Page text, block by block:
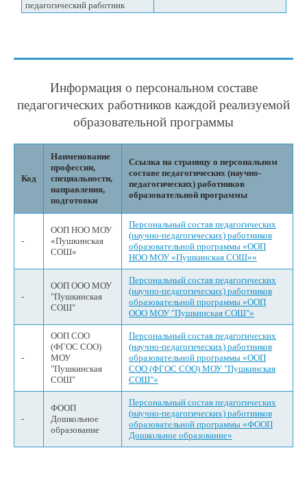
педагогический работник
Информация о персональном составе
педагогических работников каждой реализуемой
образовательной программы
Код
Наименование
профессии,
специальности,
направления,
подготовки
Ссылка на страницу о персональном
составе педагогических (научно-
педагогических) работников
образовательной программы
-
ООП НОО МОУ
«Пушкинская
СОШ»
Персональный состав педагогических
(научно-педагогических) работников
образовательной программы «ООП
НОО МОУ «Пушкинская СОШ»»
-
ООП ООО МОУ
"Пушкинская
СОШ"
Персональный состав педагогических
(научно-педагогических) работников
образовательной программы «ООП
ООО МОУ "Пушкинская СОШ"»
-
ООП СОО
(ФГОС СОО)
МОУ
"Пушкинская
СОШ"
Персональный состав педагогических
(научно-педагогических) работников
образовательной программы «ООП
СОО (ФГОС СОО) МОУ "Пушкинская
СОШ"»
-
ФООП
Дошкольное
образование
Персональный состав педагогических
(научно-педагогических) работников
образовательной программы «ФООП
Дошкольное образование»